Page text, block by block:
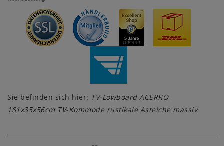
Sie befinden sich hier: TV-Lowboard ACERRO
181x35x56cm TV-Kommode rustikale Asteiche massiv